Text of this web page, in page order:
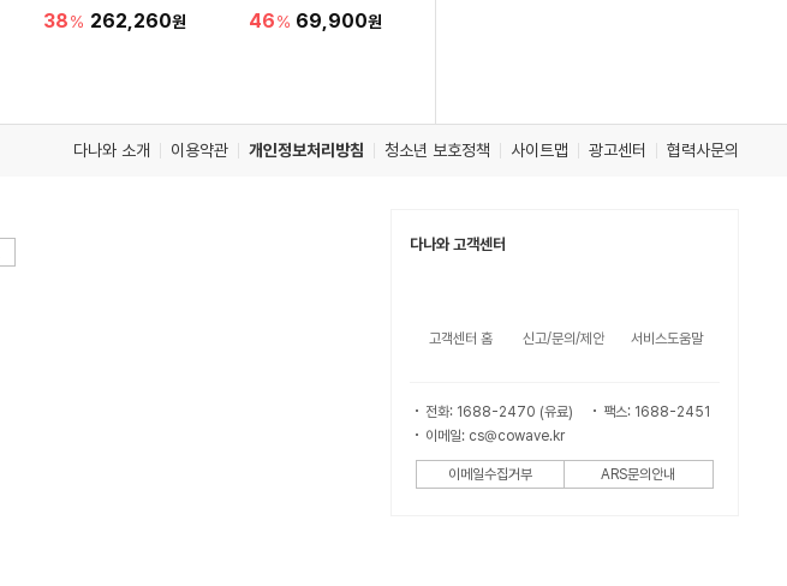
38% 262,260원
♥
46% 69,900원
다나와 소개 이용약관 개인정보처리방침 청소년 보호정책 사이트맵 광고센터 협력사문의
다나와 고객센터
고객센터 홈 신고/문의/제안 서비스도움말
전화: 1688-2470 (유료)
팩스: 1688-2451
이메일: cs@cowave.kr
이메일수집거부 ARS문의안내